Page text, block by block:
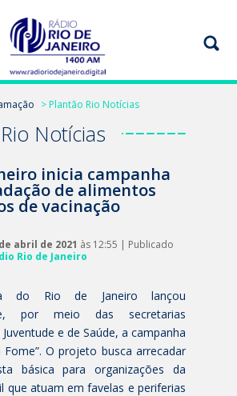
> Plantão Rio Notícias
Notícias
inicia campanha
de alimentos
de vacinação
abril de 2021 às 12:55 | Publicado
Rio de Janeiro
do Rio de Janeiro lançou
por meio das secretarias
e de Saúde, a campanha
Fome”. O projeto busca arrecadar
básica para organizações da
que atuam em favelas e periferias